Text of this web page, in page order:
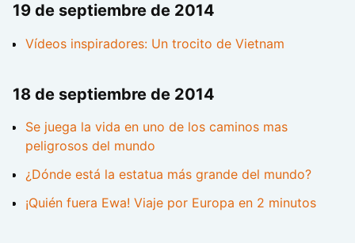
19 de septiembre de 2014
Vídeos inspiradores: Un trocito de Vietnam
18 de septiembre de 2014
Se juega la vida en uno de los caminos mas
peligrosos del mundo
¿Dónde está la estatua más grande del mundo?
¡Quién fuera Ewa! Viaje por Europa en 2 minutos